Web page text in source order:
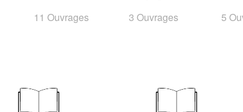
11 Ouvrages
3 Ouvrages
5